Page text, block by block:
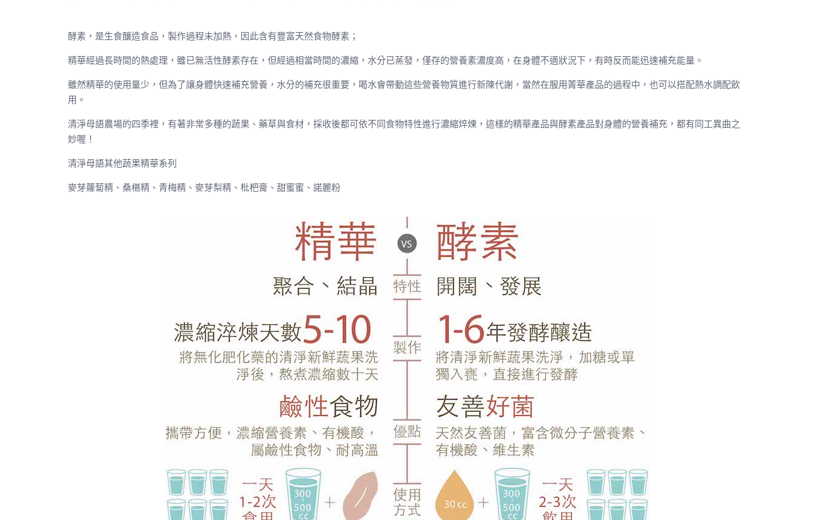
酵素，是生食釀造食品，製作過程未加熱，因此含有豐富天然食物酵素；
精華經過長時間的熱處理，雖已無活性酵素存在，但經過相當時間的濃縮，水分已蒸發，僅存的營養素濃度高，在身體不適狀況下，有時反而能迅速補充能量。
雖然精華的使用量少，但為了讓身體快速補充營養，水分的補充很重要，喝水會帶動這些營養物質進行新陳代謝，當然在服用菁華產品的過程中，也可以搭配熱水調配飲
用。
清淨母語農場的四季裡，有著非常多種的蔬果、藥草與食材，採收後都可依不同食物特性進行濃縮焠煉，這樣的精華產品與酵素產品對身體的營養補充，都有同工異曲之
妙喔！
清淨母語其他蔬果精華系列
麥芽蘿蔔精、桑椹精、青梅精、麥芽梨精、枇杷膏、甜蜜蜜、諾麗粉